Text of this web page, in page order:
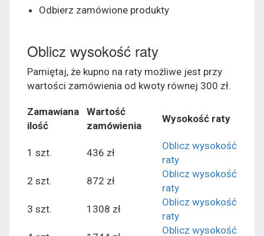
Odbierz zamówione produkty
Oblicz wysokość raty
Pamiętaj, że kupno na raty możliwe jest przy
wartości zamówienia od kwoty równej 300 zł.
Zamawiana
ilość
Wartość
zamówienia
Wysokość raty
1 szt. 436 zł
Oblicz wysokość
raty
2 szt.
872 zł
Oblicz wysokość
raty
3 szt.
1308 zł
Oblicz wysokość
raty
Oblicz wysokość